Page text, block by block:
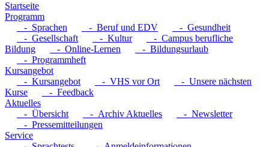
Startseite
Programm
- Sprachen
- Beruf und EDV
- Gesundheit
- Gesellschaft
- Kultur
- Campus berufliche
Bildung
- Online-Lernen
- Bildungsurlaub
- Programmheft
Kursangebot
- Kursangebot
- VHS vor Ort
- Unsere nächsten
Kurse
- Feedback
Aktuelles
- Übersicht
- Archiv Aktuelles
- Newsletter
- Pressemitteilungen
Service